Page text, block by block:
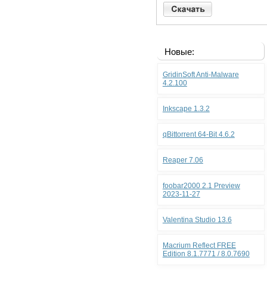
Новые:
GridinSoft Anti-Malware
4.2.100
Inkscape 1.3.2
qBittorrent 64-Bit 4.6.2
Reaper 7.06
foobar2000 2.1 Preview
2023-11-27
Valentina Studio 13.6
Macrium Reflect FREE
Edition 8.1.7771 / 8.0.7690